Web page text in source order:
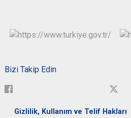
Bizi Takip Edin
Gizlilik, Kullanım ve Telif Hakları